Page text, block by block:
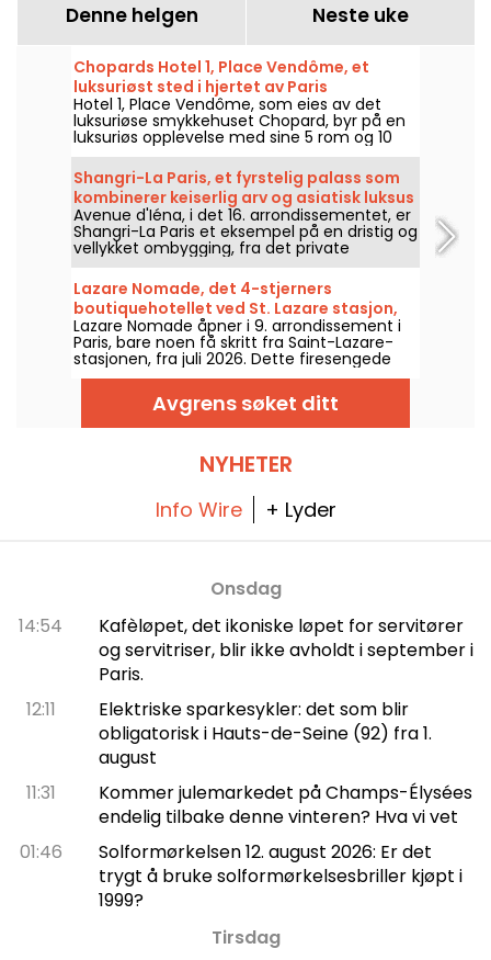
Denne helgen Neste uke
Chopards Hotel 1, Place Vendôme, et
luksuriøst sted i hjertet av Paris
Hotel 1, Place Vendôme, som eies av det
luksuriøse smykkehuset Chopard, byr på en
luksuriøs opplevelse med sine 5 rom og 10
suiter, der hver eneste detalj hyller fransk
håndverk og kulturarv. Det intime og
eksklusive hotellet ligger i utkanten av det
mest prestisjefylte torget i Paris, og byr på
fantastiske skatter som en eksotisk
vinterhage, et bibliotek og en sigarsalong,
noe som gir gjestene en privilegert og
eksepsjonell atmosfære, et høydepunkt av
parisisk raffinement.
Shangri-La Paris, et fyrstelig palass som
kombinerer keiserlig arv og asiatisk luksus
på Avenue d'Iéna
Avenue d'Iéna, i det 16. arrondissementet, er
Shangri-La Paris et eksempel på en dristig og
vellykket ombygging, fra det private
palasset til prins Roland Bonaparte til et
hotell som er fredet som historisk
monument og et fornemt palass.
Lazare Nomade, det 4-stjerners
boutiquehotellet ved St. Lazare stasjon,
inspirert av jernbanens univers
Lazare Nomade åpner i 9. arrondissement i
Paris, bare noen få skritt fra Saint-Lazare-
stasjonen, fra juli 2026. Dette firesengede
boutiquehotellet med 40 rom satser på
jernbanereisenes univers for å få reisende til
å drømme.Avgrens søket ditt
NYHETER
Info Wire + Lyder
Onsdag
14:54
Kafèløpet, det ikoniske løpet for servitører
og servitriser, blir ikke avholdt i september i
Paris.
12:11
Elektriske sparkesykler: det som blir
obligatorisk i Hauts-de-Seine (92) fra 1.
august
11:31
Kommer julemarkedet på Champs-Élysées
endelig tilbake denne vinteren? Hva vi vet
01:46
Solformørkelsen 12. august 2026: Er det
trygt å bruke solformørkelsesbriller kjøpt i
1999?
Tirsdag